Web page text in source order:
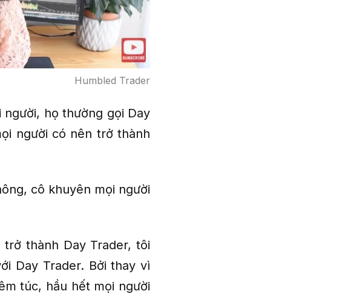
Humbled Trader
họ thường gọi Day
người có nên trở thành
cô khuyên mọi người
thành Day Trader, tôi
Day Trader. Bởi thay vì
túc, hầu hết mọi người